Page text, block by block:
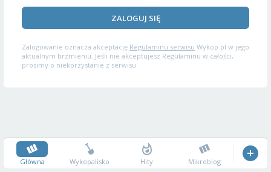
ZALOGUJ SIĘ
Zalogowanie oznacza akceptację Regulaminu serwisu Wykop.pl w jego
aktualnym brzmieniu. Jeśli nie akceptujesz Regulaminu w całości,
prosimy o niekorzystanie z serwisu.
Główna Wykopalisko Hity Mikroblog